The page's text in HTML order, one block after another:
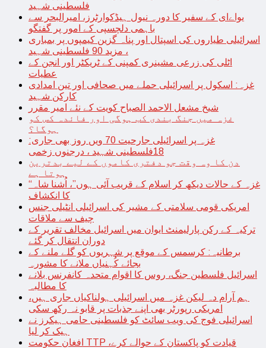
فلسطینی شہید
یواےای کے سفیر کا دورہ نیول ہیڈکوارٹرز، امیرالبحر سے
باہمی دلچسپی کے امور پر گفتگو
اسرائیلی طیاروں کی اسپتال اور پناہ گزین کیمپوں پر بمباری
، مزید 90 فلسطینی شہید
اٹلی کی زرعی مشینری کمپنی کے ٹریکٹر اور انجن کے
عطیات
غزہ: اسکول پر اسرائیلی حملے میں صحافی اور تین امدادی
کارکن شہید
شیخ مشعل الاحمد الصباح کویت کے نئے امیر مقرر
غزہ میں جنگ بندی کب ہوگی اور فائدہ کس کو
ہوگا؟
غزہ پر اسرائیلی جارحیت 70 ویں روز بھی جاری:
18فلسطینی شہید ، درجنوں زخمی
دن کا وہ وقت جو دفتری کاموں کے لیے بدترین
ہوتا ہے
“غزہ کے حالات دیکھ کر اسلام کے قریب آئی ہوں”، اُشنا شاہ
کا انکشاف
امریکی قومی سلامتی کے مشیر کی اسرائیلی انٹیلی جنس
چیف سے ملاقات
ترکیہ کے رکن پارلیمنٹ ایوان میں اسرائیل مخالف تقریر کے
دوران انتقال کر گئے
برطانیہ: کرسمس کے موقع پر شہریوں کو گلے ملنے کے
بجائے کُہنیاں ملانے کا مشورہ
اسرائیل فلسطین جنگ، روس کا اقوام متحدہ کانفرنس بلانے
کا مطالبہ
ہم آرام دہ لیکن غزہ میں اسرائیلی ہولناکیاں جاری ہیں،
امریکی رپورٹر بھی اپنے جذبات پر قابو نہ رکھ سکی
اسرائیلی فوج کی ویب سائٹ کو فلسطینی حامی ہیکرز نے
ہیک کر لیا
افغان حکومت TTP قیادت کو پاکستان کے حوالے کرے،